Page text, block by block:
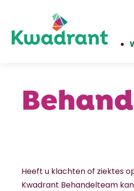
Heeft u klachten of ziektes
Kwadrant Behandelteam